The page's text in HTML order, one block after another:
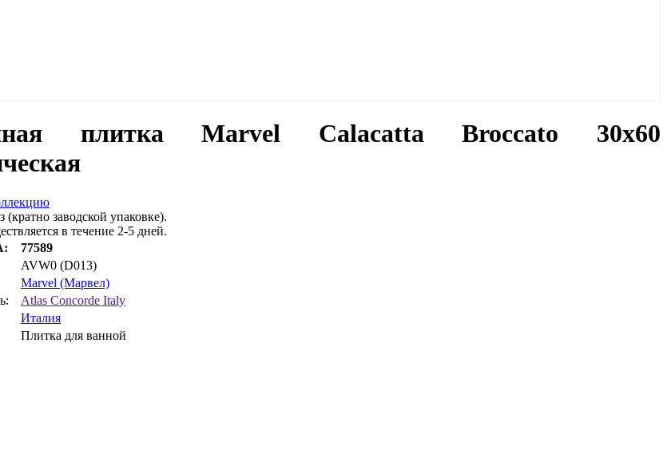
плитка Marvel Calacatta Broccato 30x60
(кратно заводской упаковке).
в течение 2-5 дней.
77589
AVW0 (D013)
Marvel (Марвел)
Atlas Concorde Italy
Италия
Плитка для ванной